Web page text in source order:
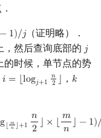
− 1)/𝑗
/j
（证明略）．
，然后查询底部的 𝑗
j
的时候，单节点的势
𝑖 = ⌊log𝑗+1
𝑛
2 ⌋
i =⌊logj+1n2 ⌋ ， 𝑘
k=
g⌊ 𝑚
𝑛 ⌋+1
𝑛
2 ⌋ × ⌊𝑚
𝑛 ⌋ − 1)
⌋×⌊ m ⌋−1 ) /⌊ m n⌋+ 1 )